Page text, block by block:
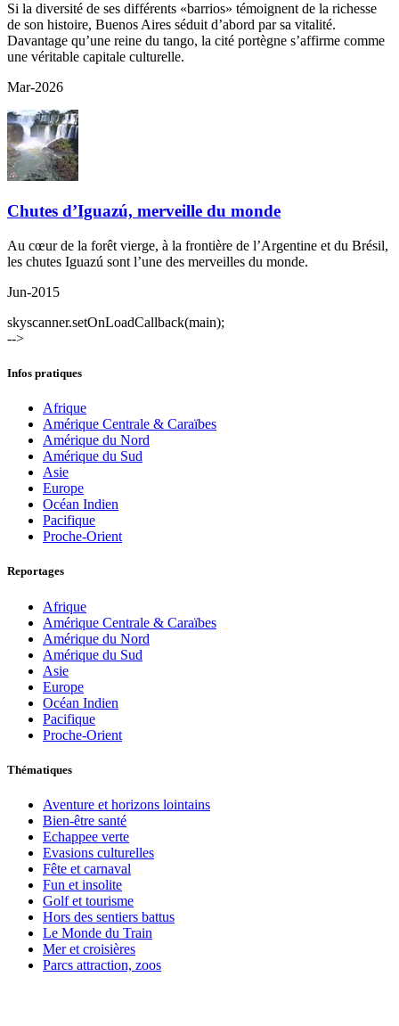
Si la diversité de ses différents «barrios» témoignent de la richesse
de son histoire, Buenos Aires séduit d’abord par sa vitalité.
Davantage qu’une reine du tango, la cité portègne s’affirme comme
une véritable capitale culturelle.
Mar-2026
Chutes d’Iguazú, merveille du monde
Au cœur de la forêt vierge, à la frontière de l’Argentine et du Brésil,
les chutes Iguazú sont l’une des merveilles du monde.
Jun-2015
skyscanner.setOnLoadCallback(main);
-->
Infos pratiques
Afrique
Amérique Centrale & Caraïbes
Amérique du Nord
Amérique du Sud
Asie
Europe
Océan Indien
Pacifique
Proche-Orient
Reportages
Afrique
Amérique Centrale & Caraïbes
Amérique du Nord
Amérique du Sud
Asie
Europe
Océan Indien
Pacifique
Proche-Orient
Thématiques
Aventure et horizons lointains
Bien-être santé
Echappee verte
Evasions culturelles
Fête et carnaval
Fun et insolite
Golf et tourisme
Hors des sentiers battus
Le Monde du Train
Mer et croisières
Parcs attraction, zoos